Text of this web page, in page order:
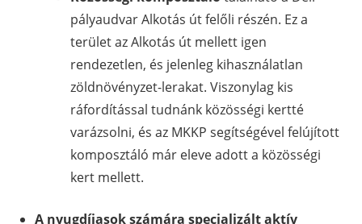
pályaudvar Alkotás út felőli részén. Ez a
terület az Alkotás út mellett igen
rendezetlen, és jelenleg kihasználatlan
zöldnövényzet-lerakat. Viszonylag kis
ráfordítással tudnánk közösségi kertté
varázsolni, és az MKKP segítségével felújított
komposztáló már eleve adott a közösségi
kert mellett.
A nyugdíjasok számára specializált aktív